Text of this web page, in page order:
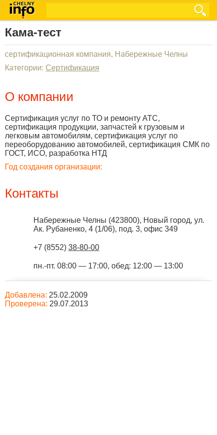
Кама-тест
сертификационная компания, Набережные Челны
Категории: Сертификация
О компании
Сертификация услуг по ТО и ремонту АТС,
сертификация продукции, запчастей к грузовым и
легковым автомобилям, сертификация услуг по
переоборудованию автомобилей, сертификация СМК по
ГОСТ, ИСО, разработка НТД
Год создания организации:
Контакты
Набережные Челны (423800), Новый город, ул.
Ак. Рубаненко, 4 (1/06), под. 3, офис 349
+7 (8552) 38-80-00
пн.-пт. 08:00 — 17:00, обед: 12:00 — 13:00
Добавлена: 25.02.2009
Проверена: 29.07.2013